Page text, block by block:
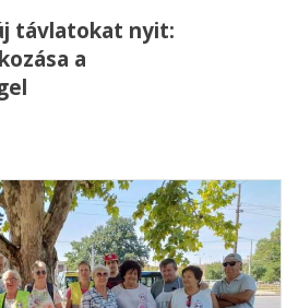
távlatokat nyit:
a